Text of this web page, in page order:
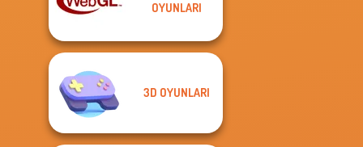
OYUNLARI
3D OYUNLARI